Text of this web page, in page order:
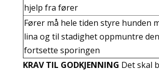
hjelp fra fører
Fører må hele tiden styre hunden
lina og til stadighet oppmuntre
fortsette sporingen
KRAV TIL GODKJENNING Det skal